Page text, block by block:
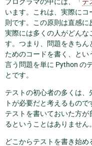
います。これは、実際に
則です。この原則は直感に
実際には多くの人がどんな
す。つまり、問題をきちん
ためのコードを書く、と
言う問題を単に Python の
とです。
テストの初心者の多くは
トが必要だと考えるもの
テストを書いておいた方
るということはありません。
どこからテストを書き始